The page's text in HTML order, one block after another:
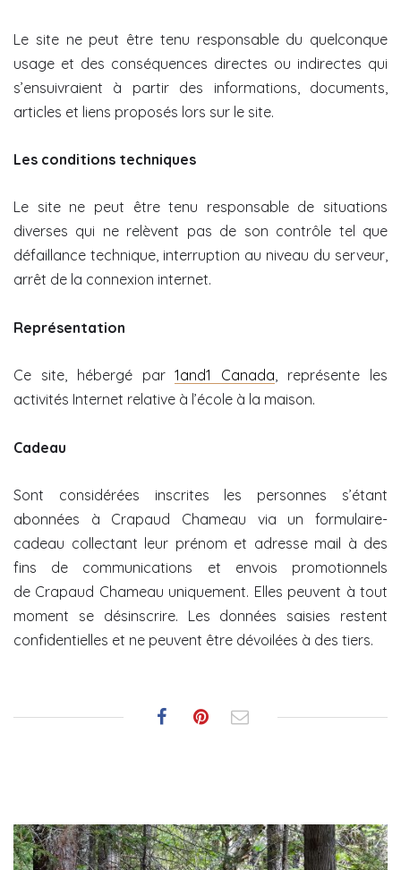
Le site ne peut être tenu responsable du quelconque
usage et des conséquences directes ou indirectes qui
s’ensuivraient à partir des informations, documents,
articles et liens proposés lors sur le site.
Les conditions techniques
Le site ne peut être tenu responsable de situations
diverses qui ne relèvent pas de son contrôle tel que
défaillance technique, interruption au niveau du serveur,
arrêt de la connexion internet.
Représentation
Ce site, hébergé par1and1 Canada, représente les
activités Internet relative à l’école à la maison.
Cadeau
Sont considérées inscrites les personnes s’étant
abonnées à Crapaud Chameau via un formulaire-
cadeau collectant leur prénom et adresse mail à des
fins de communications et envois promotionnels
de Crapaud Chameau uniquement. Elles peuvent à tout
moment se désinscrire. Les données saisies restent
confidentielles et ne peuvent être dévoilées à des tiers.